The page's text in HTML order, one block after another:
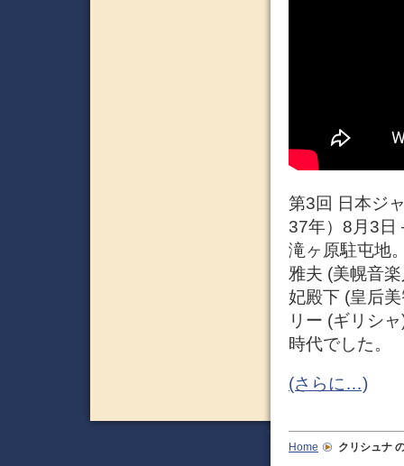
第3回 日本ジ
37年）8月3日
滝ヶ原駐屯地
雅夫 (美幌音
妃殿下 (皇后
リー (ギリシ
時代でした。
(さらに…)
Home クリシュナ